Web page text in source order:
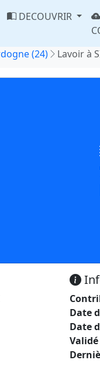
DECOUVRIR
(24) Lavoir à
Date
Date